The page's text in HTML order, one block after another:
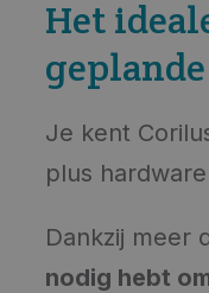
Het
Je kent
plus
Dankzij meer
nodig hebt